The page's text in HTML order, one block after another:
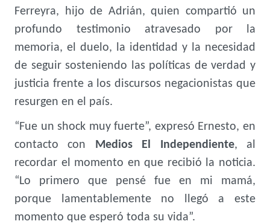
Ferreyra, hijo de Adrián, quien compartió un
profundo testimonio atravesado por la
memoria, el duelo, la identidad y la necesidad
de seguir sosteniendo las políticas de verdad y
justicia frente a los discursos negacionistas que
resurgen en el país.
“Fue un shock muy fuerte”, expresó Ernesto, en
contacto con Medios El Independiente, al
recordar el momento en que recibió la noticia.
“Lo primero que pensé fue en mi mamá,
porque lamentablemente no llegó a este
momento que esperó toda su vida”.